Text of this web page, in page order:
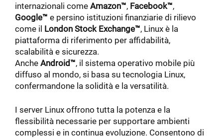
internazionali come Amazon™, Facebook™,
Google™ e persino istituzioni finanziarie di rilievo
come il London Stock Exchange™, Linux è la
piattaforma di riferimento per affidabilità,
scalabilità e sicurezza.
Anche Android™, il sistema operativo mobile più
diffuso al mondo, si basa su tecnologia Linux,
confermandone la solidità e la versatilità.
I server Linux offrono tutta la potenza e la
flessibilità necessarie per supportare ambienti
complessi e in continua evoluzione. Consentono di